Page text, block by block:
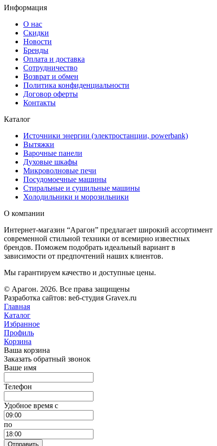
Информация
О нас
Скидки
Новости
Бренды
Оплата и доставка
Сотрудничество
Возврат и обмен
Политика конфиденциальности
Договор оферты
Контакты
Каталог
Источники энергии (электростанции, powerbank)
Вытяжки
Варочные панели
Духовые шкафы
Микроволновые печи
Посудомоечные машины
Стиральные и сушильные машины
Холодильники и морозильники
О компании
Интернет-магазин “Арагон” предлагает широкий ассортимент
современной стильной техники от всемирно известных
брендов. Поможем подобрать идеальный вариант в
зависимости от предпочтений наших клиентов.
Мы гарантируем качество и доступные цены.
© Арагон. 2026. Все права защищены
Разработка сайтов: веб-студия Gravex.ru
Главная
Каталог
Избранное
Профиль
Корзина
Ваша корзина
Заказать обратный звонок
Ваше имя
Телефон
Удобное время c
по
Отправить